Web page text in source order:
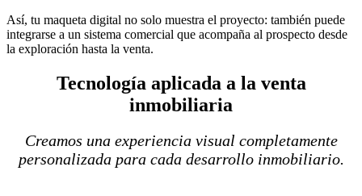
Así, tu maqueta digital no solo muestra el proyecto: también puede
integrarse a un sistema comercial que acompaña al prospecto desde
la exploración hasta la venta.
Tecnología aplicada a la venta
inmobiliaria
Creamos una experiencia visual completamente
personalizada para cada desarrollo inmobiliario.